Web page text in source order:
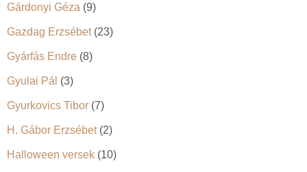
Gárdonyi Géza (9)
Gazdag Erzsébet(23)
Gyárfás Endre (8)
Gyulai Pál (3)
Gyurkovics Tibor (7)
H. Gábor Erzsébet(2)
Halloween versek (10)